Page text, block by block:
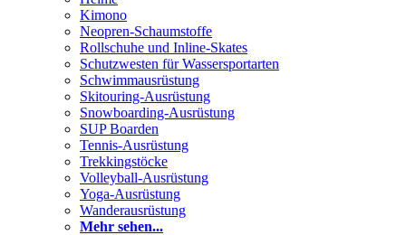
Kimono
Neopren-Schaumstoffe
Rollschuhe und Inline-Skates
Schutzwesten für Wassersportarten
Schwimmausrüstung
Skitouring-Ausrüstung
Snowboarding-Ausrüstung
SUP Boarden
Tennis-Ausrüstung
Trekkingstöcke
Volleyball-Ausrüstung
Yoga-Ausrüstung
Wanderausrüstung
Mehr sehen...